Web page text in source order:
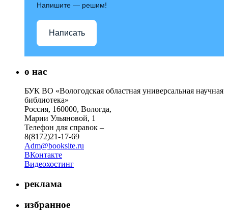
Напишите — решим!
Написать
о нас
БУК ВО «Вологодская областная универсальная научная
библиотека»
Россия, 160000, Вологда,
Марии Ульяновой, 1
Телефон для справок –
8(8172)21-17-69
Adm@booksite.ru
ВКонтакте
Видеохостинг
реклама
избранное